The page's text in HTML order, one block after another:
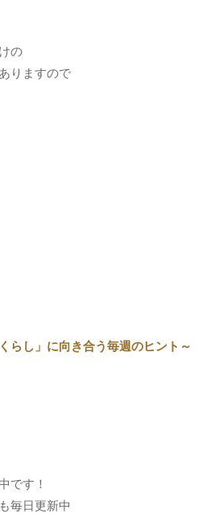
の
りますので
らし」に向き合う毎週のヒント～
です！
毎日更新中